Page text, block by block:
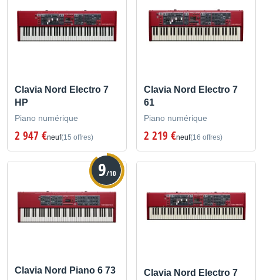
Clavia Nord Electro 7
HP
Piano numérique
2 947 €neuf(15 offres)
Clavia Nord Electro 7
61
Piano numérique
2 219 €neuf(16 offres)
9/10
Clavia Nord Piano 6 73
Clavia Nord Electro 7